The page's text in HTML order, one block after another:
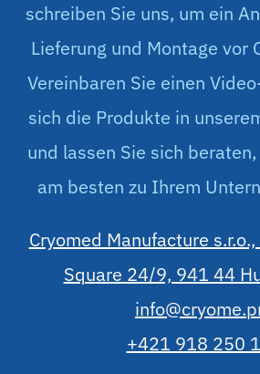
schreiben Sie uns, um ein
Lieferung und Montage vor
Vereinbaren Sie einen
sich die Produkte in
und lassen Sie sich
am besten zu Ihrem
Cryomed Manufacture
Square 24/9, 941 44
+421 918 250